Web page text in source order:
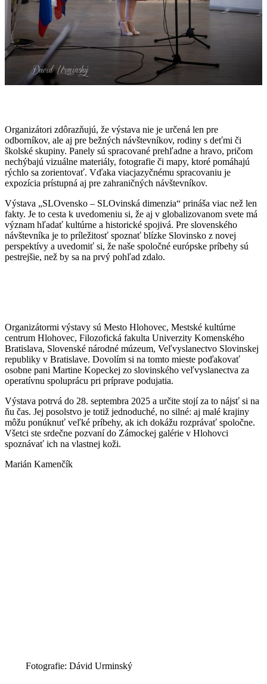
Organizátori zdôrazňujú, že výstava nie je určená len pre
odborníkov, ale aj pre bežných návštevníkov, rodiny s deťmi či
školské skupiny. Panely sú spracované prehľadne a hravo, pričom
nechýbajú vizuálne materiály, fotografie či mapy, ktoré pomáhajú
rýchlo sa zorientovať. Vďaka viacjazyčnému spracovaniu je
expozícia prístupná aj pre zahraničných návštevníkov.
Výstava „SLOvensko – SLOvinská dimenzia“ prináša viac než len
fakty. Je to cesta k uvedomeniu si, že aj v globalizovanom svete má
význam hľadať kultúrne a historické spojivá. Pre slovenského
návštevníka je to príležitosť spoznať blízke Slovinsko z novej
perspektívy a uvedomiť si, že naše spoločné európske príbehy sú
pestrejšie, než by sa na prvý pohľad zdalo.
Organizátormi výstavy sú Mesto Hlohovec, Mestské kultúrne
centrum Hlohovec, Filozofická fakulta Univerzity Komenského
Bratislava, Slovenské národné múzeum, Veľvyslanectvo Slovinskej
republiky v Bratislave. Dovolím si na tomto mieste poďakovať
osobne pani Martine Kopeckej zo slovinského veľvyslanectva za
operatívnu spoluprácu pri príprave podujatia.
Výstava potrvá do 28. septembra 2025 a určite stojí za to nájsť si na
ňu čas. Jej posolstvo je totiž jednoduché, no silné: aj malé krajiny
môžu ponúknuť veľké príbehy, ak ich dokážu rozprávať spoločne.
Všetci ste srdečne pozvaní do Zámockej galérie v Hlohovci
spoznávať ich na vlastnej koži.
Marián Kamenčík
Fotografie: Dávid Urminský